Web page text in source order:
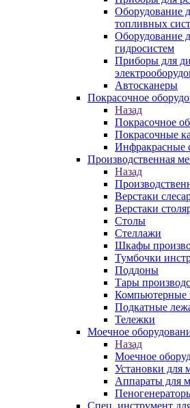
Оборудование
топливных
гидросистем
Приборы для
Автосканеры
Покрасочное
Назад
Покрасочное
Покрасочные
Инфракрасные
Производственная
Назад
Верстаки
Верстаки
Столы
Стеллажи
Шкафы
Тумбочки
Поддоны
Тары
Компьютерные
Подкатные
Тележки
Моечное
Назад
Моечное
Установки для
Аппараты для
Спец. инструмент